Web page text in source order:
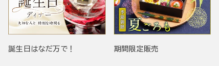
誕生日はなだ万で！ 期間限定販売